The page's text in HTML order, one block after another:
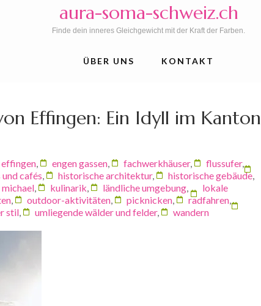
aura-soma-schweiz.ch
Finde dein inneres Gleichgewicht mit der Kraft der Farben.
ÜBER UNS KONTAKT
Effingen: Ein Idyll im Kanton
effingen engen gassen fachwerkhäuser, flussufer,
cafés historische architektur, historische gebäude
kulinarik ländliche umgebung
lokale
outdoor-aktivitäten picknicken radfahren
stil umliegende wälder und felder, wandern